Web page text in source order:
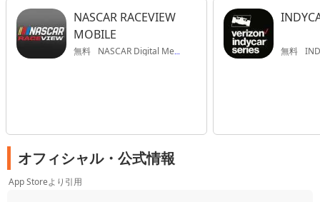
NASCAR RACEVIEW
MOBILE
無料 NASCAR Digital Media 無料 INDY
オフィシャル・公式情報
App Storeより引用